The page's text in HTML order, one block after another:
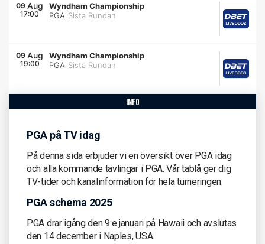
09 Aug
17:00
Wyndham Championship
PGA Sista Rundan
09 Aug
19:00
Wyndham Championship
PGA Sista Rundan
info
PGA på TV idag
På denna sida erbjuder vi en översikt över PGA idag
och alla kommande tävlingar i PGA. Vår tablå ger dig
TV-tider och kanalinformation för hela turneringen.
PGA schema 2025
PGA drar igång den 9:e januari på Hawaii och avslutas
den 14 december i Naples, USA.